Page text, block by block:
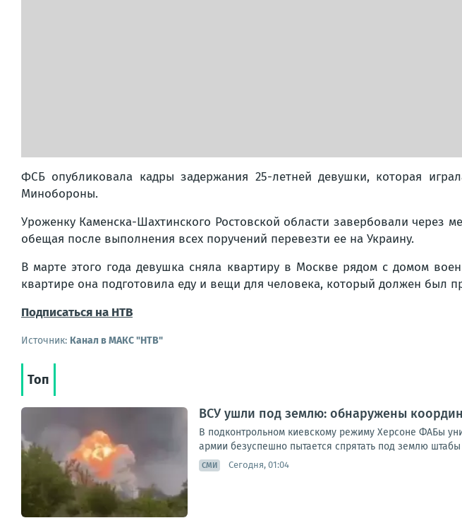
ФСБ опубликовала кадры задержания 25-летней девушки, которая
Минобороны.
Уроженку Каменска-Шахтинского Ростовской области завербовали через
обещая после выполнения всех поручений перевезти ее на Украину.
В марте этого года девушка сняла квартиру в Москве рядом с домом
квартире она подготовила еду и вещи для человека, который должен был
Подписаться на НТВ
Источник: Канал в МАКС "НТВ"
Топ
ВСУ ушли под землю: обнаружены
В подконтрольном киевскому режиму Херсоне ФАБы
армии безуспешно пытается спрятать под землю
СМИ Сегодня, 01:04